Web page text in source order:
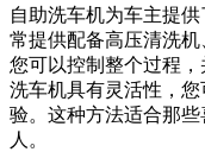
自助洗车机为车主提
常提供配备高压清洗机
您可以控制整个过程
洗车机具有灵活性，
验。这种方法适合那
人。